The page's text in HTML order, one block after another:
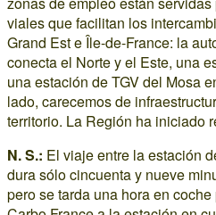
viales que facilitan los
Grand Est e Île-de-France: la
conecta el Norte y el Este, una
una estación de TGV del Mosa
lado, carecemos de
territorio. La Región ha iniciado
N. S.: El viaje entre la estación
dura sólo cincuenta y nueve
pero se tarda una hora en